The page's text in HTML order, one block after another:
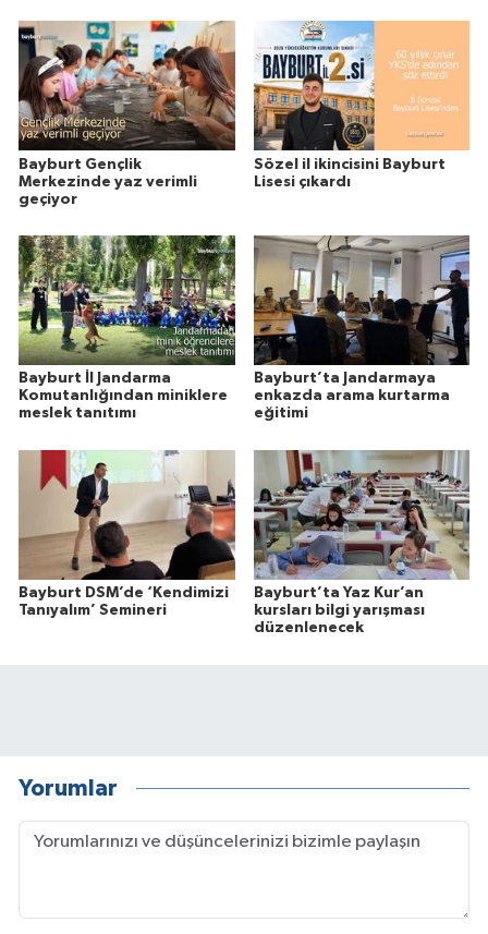
Bayburt Gençlik
Merkezinde yaz verimli
geçiyor
Sözel il ikincisini Bayburt
Lisesi çıkardı
Bayburt İl Jandarma
Komutanlığından miniklere
meslek tanıtımı
Bayburt’ta Jandarmaya
enkazda arama kurtarma
eğitimi
Bayburt DSM’de ‘Kendimizi
Tanıyalım’ Semineri
Bayburt’ta Yaz Kur’an
kursları bilgi yarışması
düzenlenecek
Yorumlar